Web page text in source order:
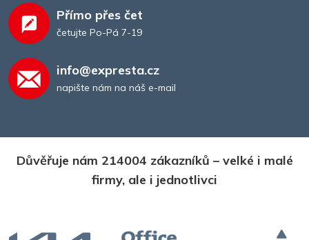
Přímo přes čet
četujte Po-Pá 7-19
info@expresta.cz
napište nám na náš e-mail
Důvěřuje nám 214004 zákazníků – velké i malé
firmy, ale i jednotlivci